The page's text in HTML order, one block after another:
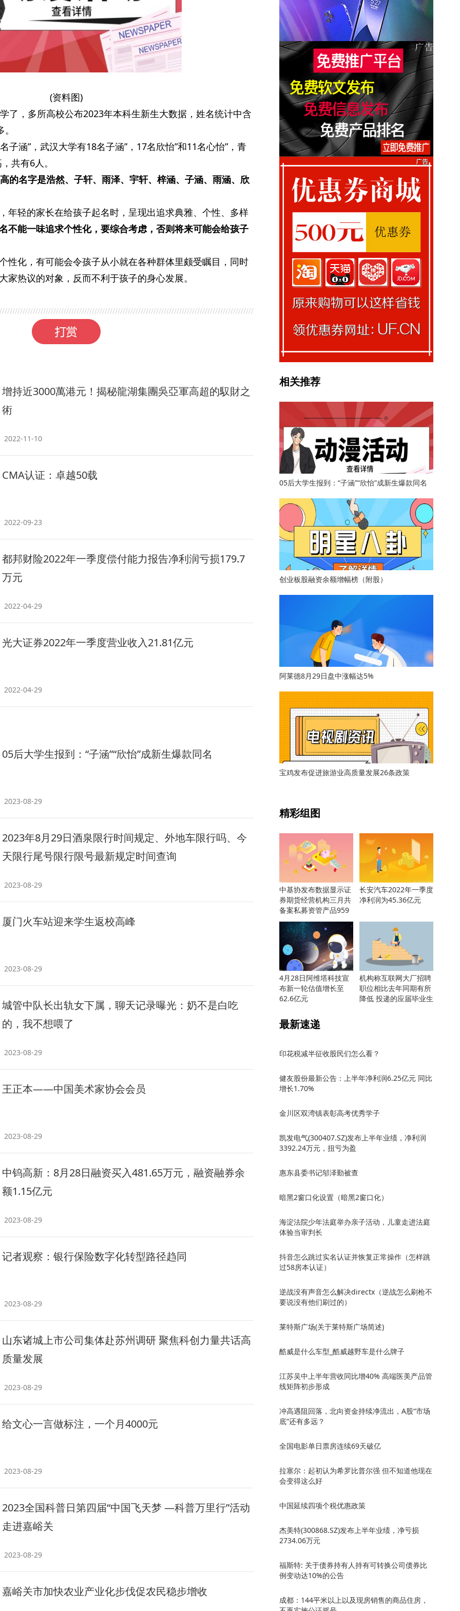
(资料图)
了，多所高校公布2023年本科生新生大数据，姓名统计中含
子涵”，武汉大学有18名子涵”，17名欣怡”和11名心怡”，青
共有6人。
的名字是浩然、子轩、雨泽、宇轩、梓涵、子涵、雨涵、欣
年轻的家长在给孩子起名时，呈现出追求典雅、个性、多样
不能一味追求个性化，要综合考虑，否则将来可能会给孩子
性化，有可能会令孩子从小就在各种群体里颇受瞩目，同时
家热议的对象，反而不利于孩子的身心发展。
增持近3000萬港元！揭秘龍湖集團吳亞軍高超的馭財之
術
2022-11-10
CMA认证：卓越50载
2022-09-23
都邦财险2022年一季度偿付能力报告净利润亏损179.7
万元
2022-04-29
光大证券2022年一季度营业收入21.81亿元
2022-04-29
05后大学生报到：“子涵”“欣怡”成新生爆款同名
2023-08-29
2023年8月29日酒泉限行时间规定、外地车限行吗、今
天限行尾号限行限号最新规定时间查询
2023-08-29
厦门火车站迎来学生返校高峰
2023-08-29
城管中队长出轨女下属，聊天记录曝光：奶不是白吃
的，我不想喂了
2023-08-29
王正本——中国美术家协会会员
2023-08-29
中钨高新：8月28日融资买入481.65万元，融资融券余
额1.15亿元
2023-08-29
记者观察：银行保险数字化转型路径趋同
2023-08-29
山东诸城上市公司集体赴苏州调研 聚焦科创力量共话高
质量发展
2023-08-29
给文心一言做标注，一个月4000元
2023-08-29
2023全国科普日第四届“中国飞天梦 —科普万里行”活动
走进嘉峪关
2023-08-29
嘉峪关市加快农业产业化步伐促农民稳步增收
相关推荐
05后大学生报到：“子涵”“欣怡”成新生爆款同名
创业板股融资余额增幅榜（附股）
阿莱德8月29日盘中涨幅达5%
宝鸡发布促进旅游业高质量发展26条政策
精彩组图
中基协发布数据显示证
券期货经营机构三月共
备案私募资管产品959
只
长安汽车2022年一季度
净利润为45.36亿元
4月28日阿维塔科技宣
布新一轮估值增长至
62.6亿元
机构称互联网大厂招聘
职位相比去年同期有所
降低 投递的应届毕业生
最新速递
印花税减半征收股民们怎么看？
健友股份最新公告：上半年净利润6.25亿元 同比
增长1.70%
金川区双湾镇表彰高考优秀学子
凯发电气(300407.SZ)发布上半年业绩，净利润
3392.24万元，扭亏为盈
惠东县委书记邬泽勤被查
暗黑2窗口化设置（暗黑2窗口化）
海淀法院少年法庭举办亲子活动，儿童走进法庭
体验当审判长
抖音怎么跳过实名认证并恢复正常操作（怎样跳
过58房本认证）
逆战没有声音怎么解决directx（逆战怎么刷枪不
要说没有他们刷过的）
莱特斯广场(关于莱特斯广场简述)
酷威是什么车型_酷威越野车是什么牌子
江苏吴中上半年营收同比增40% 高端医美产品管
线矩阵初步形成
冲高遇阻回落，北向资金持续净流出，A股“市场
底”还有多远？
全国电影单日票房连续69天破亿
拉塞尔：起初认为希罗比普尔强 但不知道他现在
会变得这么好
中国延续四项个税优惠政策
杰美特(300868.SZ)发布上半年业绩，净亏损
2734.06万元
福斯特: 关于债券持有人持有可转换公司债券比
例变动达10%的公告
成都：144平米以上以及现房销售的商品住房，